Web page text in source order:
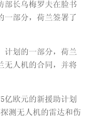
部长乌梅罗夫在脸书
部分，荷兰签署了
划的一部分，荷兰
无人机的合同，并将
亿欧元的新援助计划
测无人机的雷达和伤